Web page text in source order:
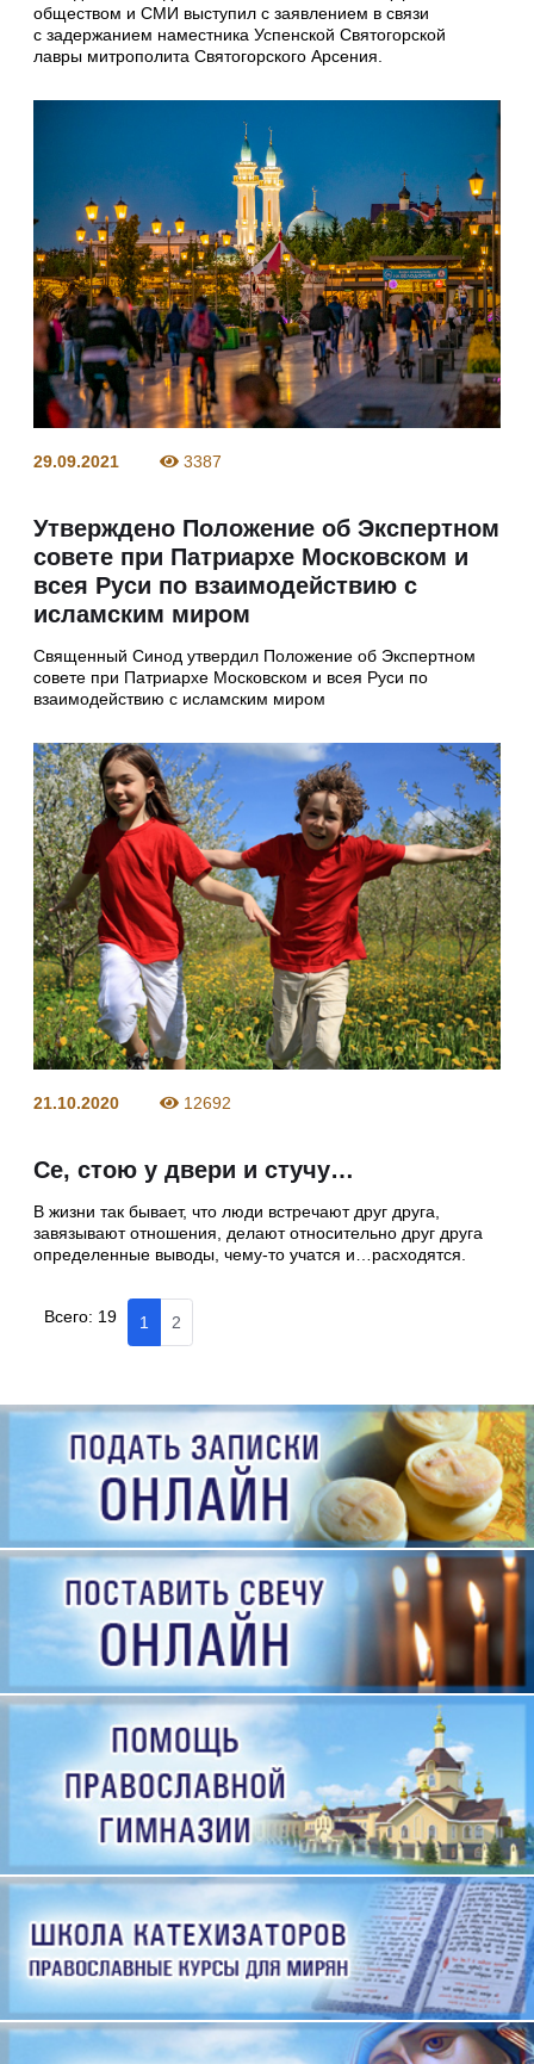
обществом и СМИ выступил с заявлением в связи
с задержанием наместника Успенской Святогорской
лавры митрополита Святогорского Арсения.
29.09.2021 3387
Утверждено Положение об Экспертном
совете при Патриархе Московском и
всея Руси по взаимодействию с
исламским миром
Священный Синод утвердил Положение об Экспертном
совете при Патриархе Московском и всея Руси по
взаимодействию с исламским миром
21.10.2020 12692
Се, стою у двери и стучу…
В жизни так бывает, что люди встречают друг друга,
завязывают отношения, делают относительно друг друга
определенные выводы, чему-то учатся и…расходятся.
Всего: 19 1 2